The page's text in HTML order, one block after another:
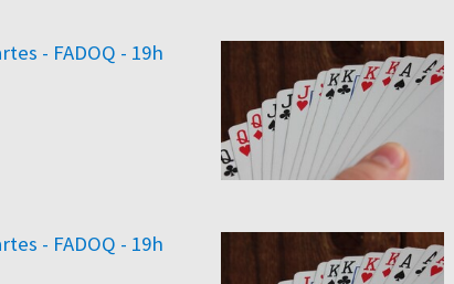
- FADOQ - 19h
- FADOQ - 19h